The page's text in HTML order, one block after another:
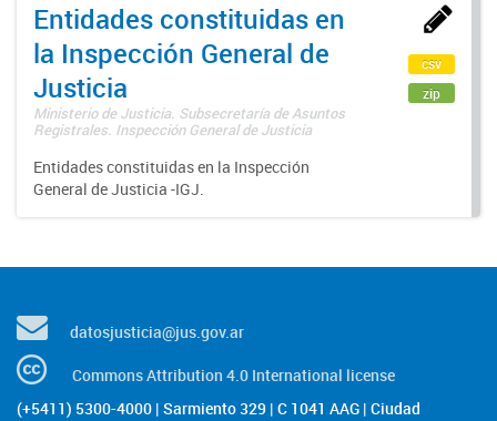
Entidades constituidas en
la Inspección General de
Justicia
Ministerio de Justicia. Subsecretaría de Asuntos
Registrales. Inspección General de Justicia
Entidades constituidas en la Inspección
General de Justicia -IGJ.
csv
zip
datosjusticia@jus.gov.ar
Commons Attribution 4.0 International license
(+5411) 5300-4000 | Sarmiento 329 | C 1041 AAG | Ciudad